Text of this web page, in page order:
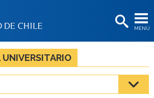
MENÚ
BIBLIOTECAS
LA UNIVERSIDAD
Estudiantes